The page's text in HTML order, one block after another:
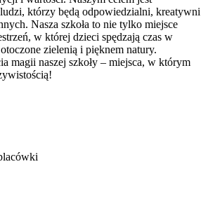
którzy będą odpowiedzialni, kreatywni
Nasza szkoła to nie tylko miejsce
w której dzieci spędzają czas w
zielenią i pięknem natury.
magii naszej szkoły – miejsca, w którym